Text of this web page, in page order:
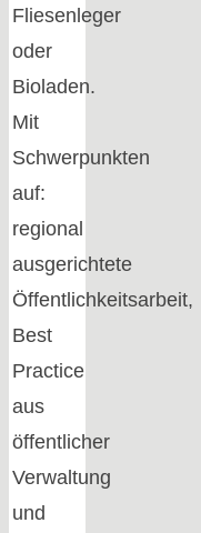
Fliesenleger
oder
Bioladen.
Mit
Schwerpunkten
auf:
regional
ausgerichtete
Öffentlichkeitsarbeit,
Best
Practice
aus
öffentlicher
Verwaltung
und